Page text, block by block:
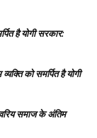
है योगी सरकार:
को समर्पित है योगी
समाज के अंतिम